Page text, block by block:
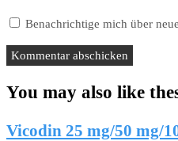
Benachrichtige mich über
You may also like
Vicodin 25 mg/50 mg/